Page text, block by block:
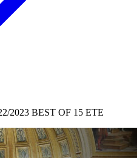
2023 BEST OF 15 ETE